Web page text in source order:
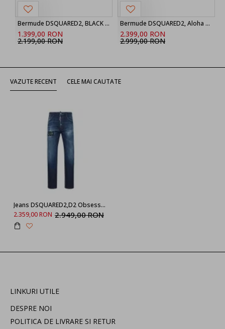
Bermude DSQUARED2, BLACK ‘Marine’ denim shorts
1.399,00 RON
2.199,00 RON
Bermude DSQUARED2, Aloha Souvenir Boxer Shorts
2.399,00 RON
2.999,00 RON
VAZUTE RECENT CELE MAI CAUTATE
Jeans DSQUARED2,D2 Obsessed Dark Blue Wash 642 Jeans
2.359,00 RON 2.949,00 RON
LINKURI UTILE
DESPRE NOI
POLITICA DE LIVRARE SI RETUR